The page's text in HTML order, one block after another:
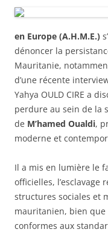
en Europe (A.H.M.E.)
dénoncer la
Mauritanie,
d’une récente
Yahya OULD CIRE a
perdure au sein de la
de M’hamed Oualdi,
moderne et
Il a mis en lumière le
officielles, l’esclavage
structures sociales et
mauritanien, bien
conformes aux